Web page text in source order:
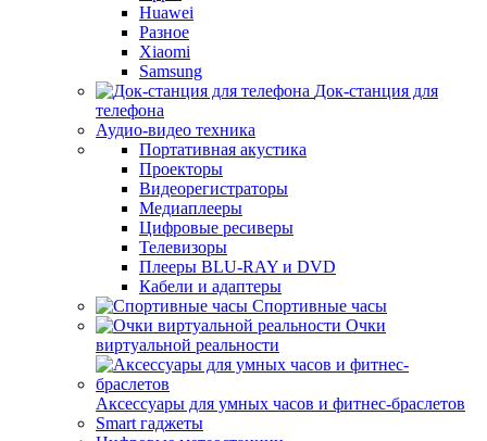
Huawei
Разное
Xiaomi
Samsung
Док-станция для
телефона
Аудио-видео техника
Портативная акустика
Проекторы
Видеорегистраторы
Медиаплееры
Цифровые ресиверы
Телевизоры
Плееры BLU-RAY и DVD
Кабели и адаптеры
Спортивные часы
Очки
виртуальной реальности
Аксессуары для умных часов и фитнес-браслетов
Smart гаджеты